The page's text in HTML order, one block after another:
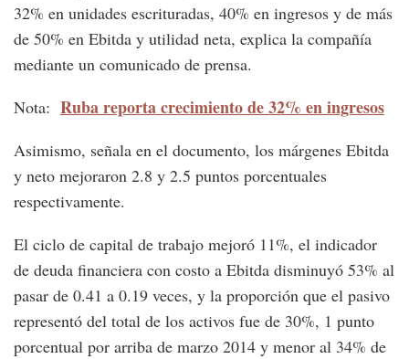
32% en unidades escrituradas, 40% en ingresos y de más
de 50% en Ebitda y utilidad neta, explica la compañía
mediante un comunicado de prensa.
Nota: Ruba reporta crecimiento de 32% en ingresos
Asimismo, señala en el documento, los márgenes Ebitda
y neto mejoraron 2.8 y 2.5 puntos porcentuales
respectivamente.
El ciclo de capital de trabajo mejoró 11%, el indicador
de deuda financiera con costo a Ebitda disminuyó 53% al
pasar de 0.41 a 0.19 veces, y la proporción que el pasivo
representó del total de los activos fue de 30%, 1 punto
porcentual por arriba de marzo 2014 y menor al 34% de